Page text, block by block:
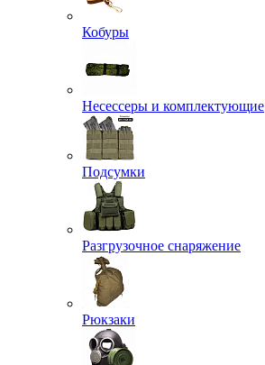
Кобуры
Несессеры и комплектующие
Подсумки
Разгрузочное снаряжение
Рюкзаки